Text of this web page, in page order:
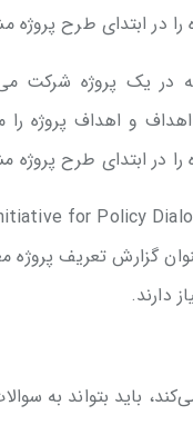
را در ابتدای طرح
در یک پروژه شرکت
و اهداف پروژه
را در ابتدای طرح
دارند.
باید بتواند به